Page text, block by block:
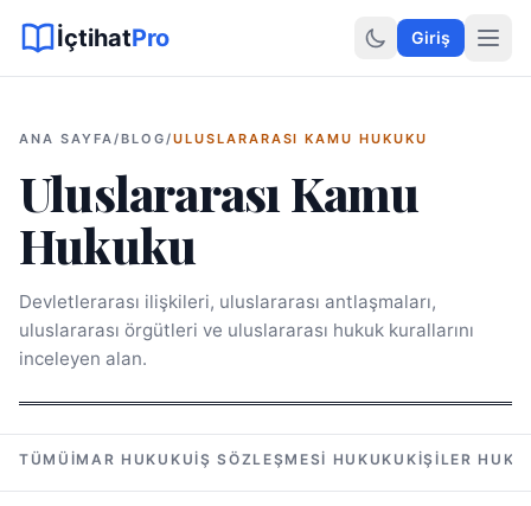
Hukuki Araçlar
İçtihatPro Giriş
ANA SAYFA/BLOG/ULUSLARARASI KAMU HUKUKU
Uluslararası Kamu
Hukuku
Devletlerarası ilişkileri, uluslararası antlaşmaları,
uluslararası örgütleri ve uluslararası hukuk kurallarını
inceleyen alan.
TÜMÜ İMAR HUKUKU İŞ SÖZLEŞMESI HUKUKU KIŞILER